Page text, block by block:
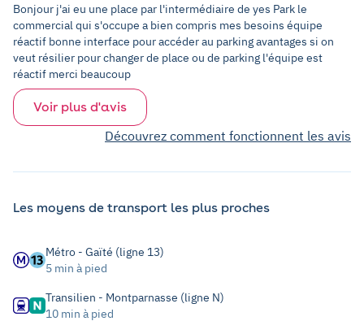
Bonjour j'ai eu une place par l'intermédiaire de yes Park le
commercial qui s'occupe a bien compris mes besoins équipe
réactif bonne interface pour accéder au parking avantages si on
veut résilier pour changer de place ou de parking l'équipe est
réactif merci beaucoup
Voir plus d'avis
Découvrez comment fonctionnent les avis
Les moyens de transport les plus proches
Métro - Gaïté (ligne 13)
5 min à pied
Transilien - Montparnasse (ligne N)
10 min à pied